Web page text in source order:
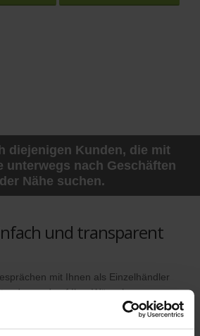
diejenigen Kunden, die mit
unterwegs nach Geschäften
Nähe suchen.
und transparent
mit Ihnen als Einzelhändler
und auf Ihre Wünsche